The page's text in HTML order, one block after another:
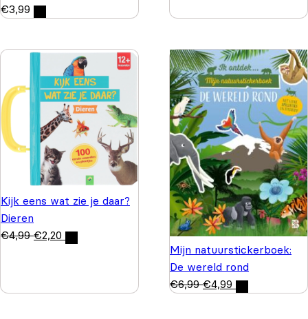
€3,99
Kijk eens wat zie je daar?
Dieren
€4,99 €2,20
Mijn natuurstickerboek:
De wereld rond
€6,99 €4,99